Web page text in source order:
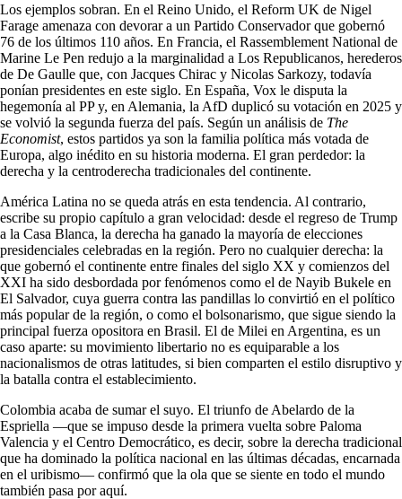
Los ejemplos sobran. En el Reino Unido, el Reform UK de Nigel
Farage amenaza con devorar a un Partido Conservador que gobernó
76 de los últimos 110 años. En Francia, el Rassemblement National de
Marine Le Pen redujo a la marginalidad a Los Republicanos, herederos
de De Gaulle que, con Jacques Chirac y Nicolas Sarkozy, todavía
ponían presidentes en este siglo. En España, Vox le disputa la
hegemonía al PP y, en Alemania, la AfD duplicó su votación en 2025 y
se volvió la segunda fuerza del país. Según un análisis de The
Economist, estos partidos ya son la familia política más votada de
Europa, algo inédito en su historia moderna. El gran perdedor: la
derecha y la centroderecha tradicionales del continente.
América Latina no se queda atrás en esta tendencia. Al contrario,
escribe su propio capítulo a gran velocidad: desde el regreso de Trump
a la Casa Blanca, la derecha ha ganado la mayoría de elecciones
presidenciales celebradas en la región. Pero no cualquier derecha: la
que gobernó el continente entre finales del siglo XX y comienzos del
XXI ha sido desbordada por fenómenos como el de Nayib Bukele en
El Salvador, cuya guerra contra las pandillas lo convirtió en el político
más popular de la región, o como el bolsonarismo, que sigue siendo la
principal fuerza opositora en Brasil. El de Milei en Argentina, es un
caso aparte: su movimiento libertario no es equiparable a los
nacionalismos de otras latitudes, si bien comparten el estilo disruptivo y
la batalla contra el establecimiento.
Colombia acaba de sumar el suyo. El triunfo de Abelardo de la
Espriella —que se impuso desde la primera vuelta sobre Paloma
Valencia y el Centro Democrático, es decir, sobre la derecha tradicional
que ha dominado la política nacional en las últimas décadas, encarnada
en el uribismo— confirmó que la ola que se siente en todo el mundo
también pasa por aquí.